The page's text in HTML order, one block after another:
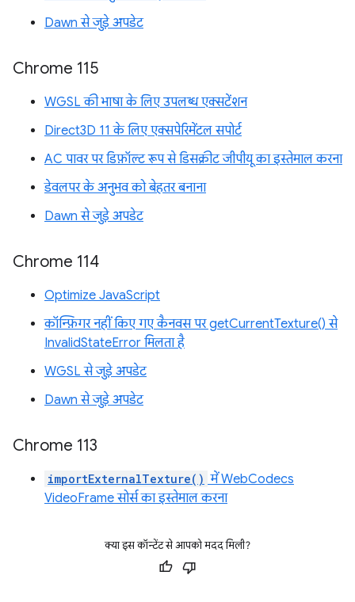
Dawn से जुड़े अपडेट
Chrome 115
WGSL की भाषा के लिए उपलब्ध एक्सटेंशन
Direct3D 11 के लिए एक्सपेरिमेंटल सपोर्ट
AC पावर पर डिफ़ॉल्ट रूप से डिसक्रीट जीपीयू का इस्तेमाल करना
डेवलपर के अनुभव को बेहतर बनाना
Dawn से जुड़े अपडेट
Chrome 114
Optimize JavaScript
कॉन्फ़िगर नहीं किए गए कैनवस पर getCurrentTexture() से
InvalidStateError मिलता है
WGSL से जुड़े अपडेट
Dawn से जुड़े अपडेट
Chrome 113
importExternalTexture() में WebCodecs
VideoFrame सोर्स का इस्तेमाल करना
क्या इस कॉन्टेंट से आपको मदद मिली?